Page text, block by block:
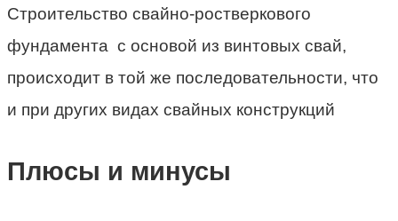
Строительство свайно-ростверкового
фундамента с основой из винтовых свай,
происходит в той же последовательности, что
и при других видах свайных конструкций
Плюсы и минусы